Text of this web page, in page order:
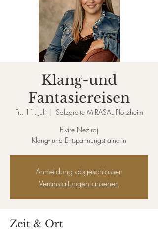
Klang-und
Fantasiereisen
Fr., 11. Juli
  |
Salzgrotte MIRASAL Pforzheim
Elvire Neziraj
Klang- und Entspannungstrainerin
Anmeldung abgeschlossen
Veranstaltungen ansehen
Zeit & Ort